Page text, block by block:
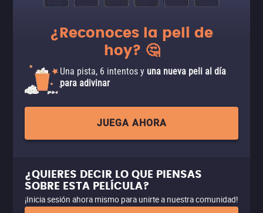
¿Reconoces la peli de
hoy? 🤔
Una pista, 6 intentos y una nueva peli al día
para adivinar
JUEGA AHORA
¿QUIERES DECIR LO QUE PIENSAS
SOBRE ESTA PELÍCULA?
¡Inicia sesión ahora mismo para unirte a nuestra comunidad!